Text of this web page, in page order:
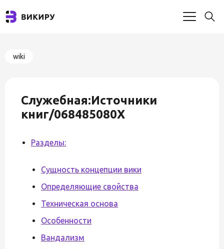
wiki
Служебная:Источники
книг/068485080X
Разделы:
Сущность концепции вики
Определяющие свойства
Техническая основа
Особенности
Вандализм